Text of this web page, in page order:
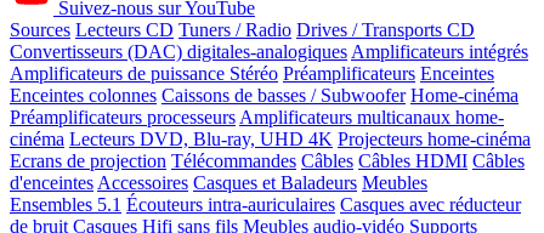
Suivez-nous sur YouTube
Sources Lecteurs CD Tuners / Radio Drives / Transports CD
Convertisseurs (DAC) digitales-analogiques Amplificateurs intégrés
Amplificateurs de puissance Stéréo Préamplificateurs Enceintes
Enceintes colonnes Caissons de basses / Subwoofer Home-cinéma
Préamplificateurs processeurs Amplificateurs multicanaux home-
cinéma Lecteurs DVD, Blu-ray, UHD 4K Projecteurs home-cinéma
Ecrans de projection Télécommandes Câbles Câbles HDMI Câbles
d'enceintes Accessoires Casques et Baladeurs Meubles
Ensembles 5.1 Écouteurs intra-auriculaires Casques avec réducteur
de bruit Casques Hifi sans fils Meubles audio-vidéo Supports